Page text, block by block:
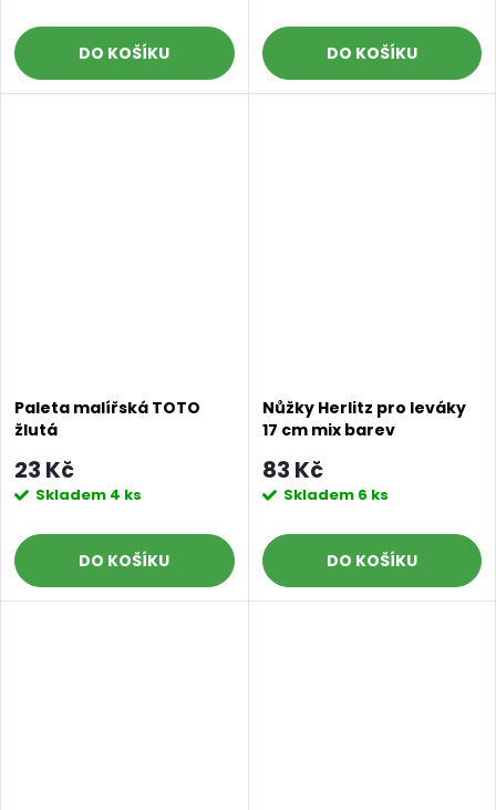
DO KOŠÍKU DO KOŠÍKU
Paleta malířská TOTO
žlutá
23 Kč
Skladem 4 ks
DO KOŠÍKU
Nůžky Herlitz pro leváky
17 cm mix barev
83 Kč
Skladem 6 ks
DO KOŠÍKU